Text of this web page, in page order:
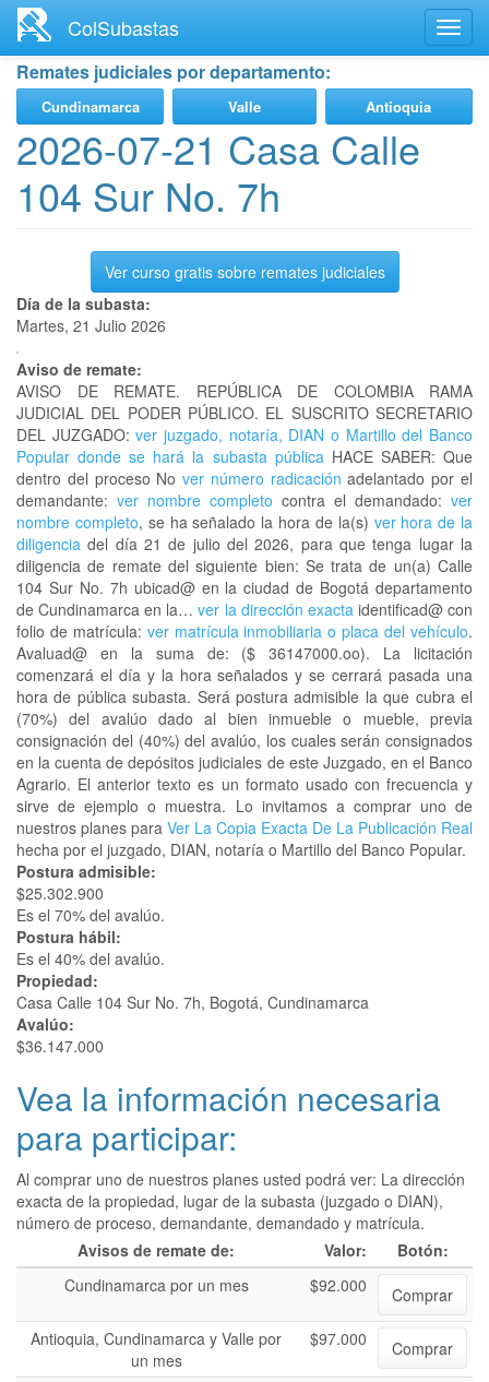
contenido
principal
ColSubastas
Remates judiciales por departamento:
Cundinamarca Valle Antioquia
2026-07-21 Casa Calle
104 Sur No. 7h
Ver curso gratis sobre remates judiciales
Día de la subasta:
Martes, 21 Julio 2026
Aviso de remate:
AVISO DE REMATE. REPÚBLICA DE COLOMBIA RAMA
JUDICIAL DEL PODER PÚBLICO. EL SUSCRITO SECRETARIO
DEL JUZGADO: ver juzgado, notaría, DIAN o Martillo del Banco
Popular donde se hará la subasta públicaHACE SABER: Que
dentro del proceso Nover número radicación adelantado por el
demandante: ver nombre completo contra el demandado: ver
nombre completo, se ha señalado la hora de la(s) ver hora de la
diligencia del día 21 de julio del 2026, para que tenga lugar la
diligencia de remate del siguiente bien: Se trata de un(a) Calle
104 Sur No. 7h ubicad@ en la ciudad de Bogotá departamento
de Cundinamarca en la…ver la dirección exactaidentificad@ con
folio de matrícula: ver matrícula inmobiliaria o placa del vehículo.
Avaluad@ en la suma de: ($ 36147000.oo). La licitación
comenzará el día y la hora señalados y se cerrará pasada una
hora de pública subasta. Será postura admisible la que cubra el
(70%) del avalúo dado al bien inmueble o mueble, previa
consignación del (40%) del avalúo, los cuales serán consignados
en la cuenta de depósitos judiciales de este Juzgado, en el Banco
Agrario. El anterior texto es un formato usado con frecuencia y
sirve de ejemplo o muestra. Lo invitamos a comprar uno de
nuestros planes para Ver La Copia Exacta De La Publicación Real
hecha por el juzgado, DIAN, notaría o Martillo del Banco Popular.
Postura admisible:
$25.302.900
Es el 70% del avalúo.
Postura hábil:
Es el 40% del avalúo.
Propiedad:
Casa Calle 104 Sur No. 7h, Bogotá, Cundinamarca
Avalúo:
$36.147.000
Vea la información necesaria
para participar:
Al comprar uno de nuestros planes usted podrá ver: La dirección
exacta de la propiedad, lugar de la subasta (juzgado o DIAN),
número de proceso, demandante, demandado y matrícula.
Avisos de remate de:
Valor:
Botón:
Cundinamarca por un mes
$92.000
Comprar
Antioquia, Cundinamarca y Valle por
un mes
$97.000 Comprar